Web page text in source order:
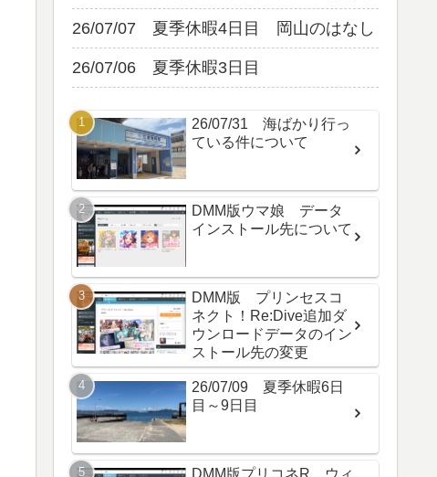
26/07/07 夏季休暇4日目 岡山のはなし
26/07/06 夏季休暇3日目
26/07/31 海ばかり行っ
ている件について
DMM版ウマ娘 データ
インストール先について
DMM版 プリンセスコ
ネクト！Re:Dive追加ダ
ウンロードデータのイン
ストール先の変更
26/07/09 夏季休暇6日
目～9日目
DMM版プリコネR ウィ